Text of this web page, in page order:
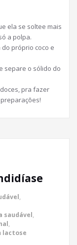
ela se soltee mais
a polpa.
próprio coco e
separe o sólido do
pra fazer
,
saudável,
,
lactose